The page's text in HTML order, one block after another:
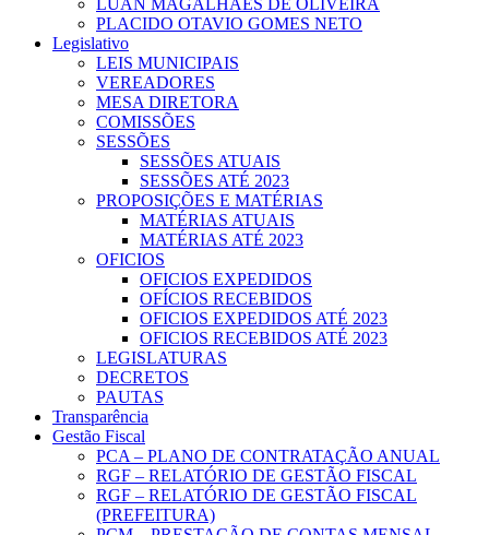
LUAN MAGALHAES DE OLIVEIRA
PLACIDO OTAVIO GOMES NETO
Legislativo
LEIS MUNICIPAIS
VEREADORES
MESA DIRETORA
COMISSÕES
SESSÕES
SESSÕES ATUAIS
SESSÕES ATÉ 2023
PROPOSIÇÕES E MATÉRIAS
MATÉRIAS ATUAIS
MATÉRIAS ATÉ 2023
OFICIOS
OFICIOS EXPEDIDOS
OFÍCIOS RECEBIDOS
OFICIOS EXPEDIDOS ATÉ 2023
OFICIOS RECEBIDOS ATÉ 2023
LEGISLATURAS
DECRETOS
PAUTAS
Transparência
Gestão Fiscal
PCA – PLANO DE CONTRATAÇÃO ANUAL
RGF – RELATÓRIO DE GESTÃO FISCAL
RGF – RELATÓRIO DE GESTÃO FISCAL
(PREFEITURA)